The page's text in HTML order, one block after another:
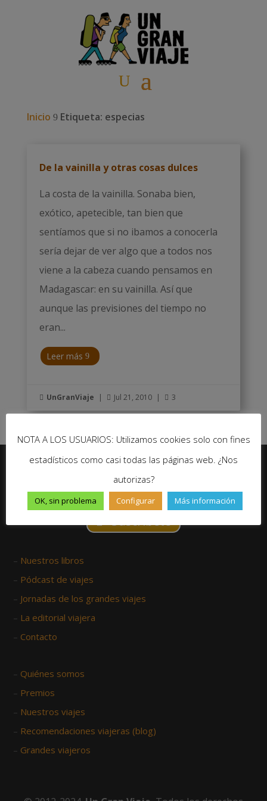
Inicio 9 Etiqueta: especias
De la vainilla y otras cosas dulces
La costa de la vainilla. Sonaba bien,
exótico, apetecible, tan bien que
sentíamos que si no ibamos a conocerla
sería dejar de ver algo que a todos nos
viene a la cabeza cuando pensamos en
Madagascar: en su vainilla. Así que
aunque las previsiones del tiempo no
eran...
Leer más
 UnGranViaje |  Jul 21, 2010 |  3
No te pierdas ninguna novedad de Un Gran Viaje
Suscríbete
– Nuestros libros
– Pódcast de viajes
– Jornadas de los grandes viajes
– La editorial viajera
– Contacto
– Quiénes somos
– Premios
– Nuestros viajes
– Recomendaciones viajeras (blog)
– Grandes viajeros
NOTA A LOS USUARIOS: Utilizamos cookies solo con fines
estadísticos como casi todas las páginas web. ¿Nos
autorizas?
OK, sin problema Configurar Más información